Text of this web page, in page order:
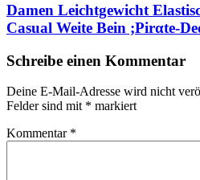
Damen Leichtgewicht
Casual Weite Bein ;Pirαtе-
Schreibe einen Kommentar
Deine E-Mail-Adresse wird nicht
Felder sind mit * markiert
Kommentar *